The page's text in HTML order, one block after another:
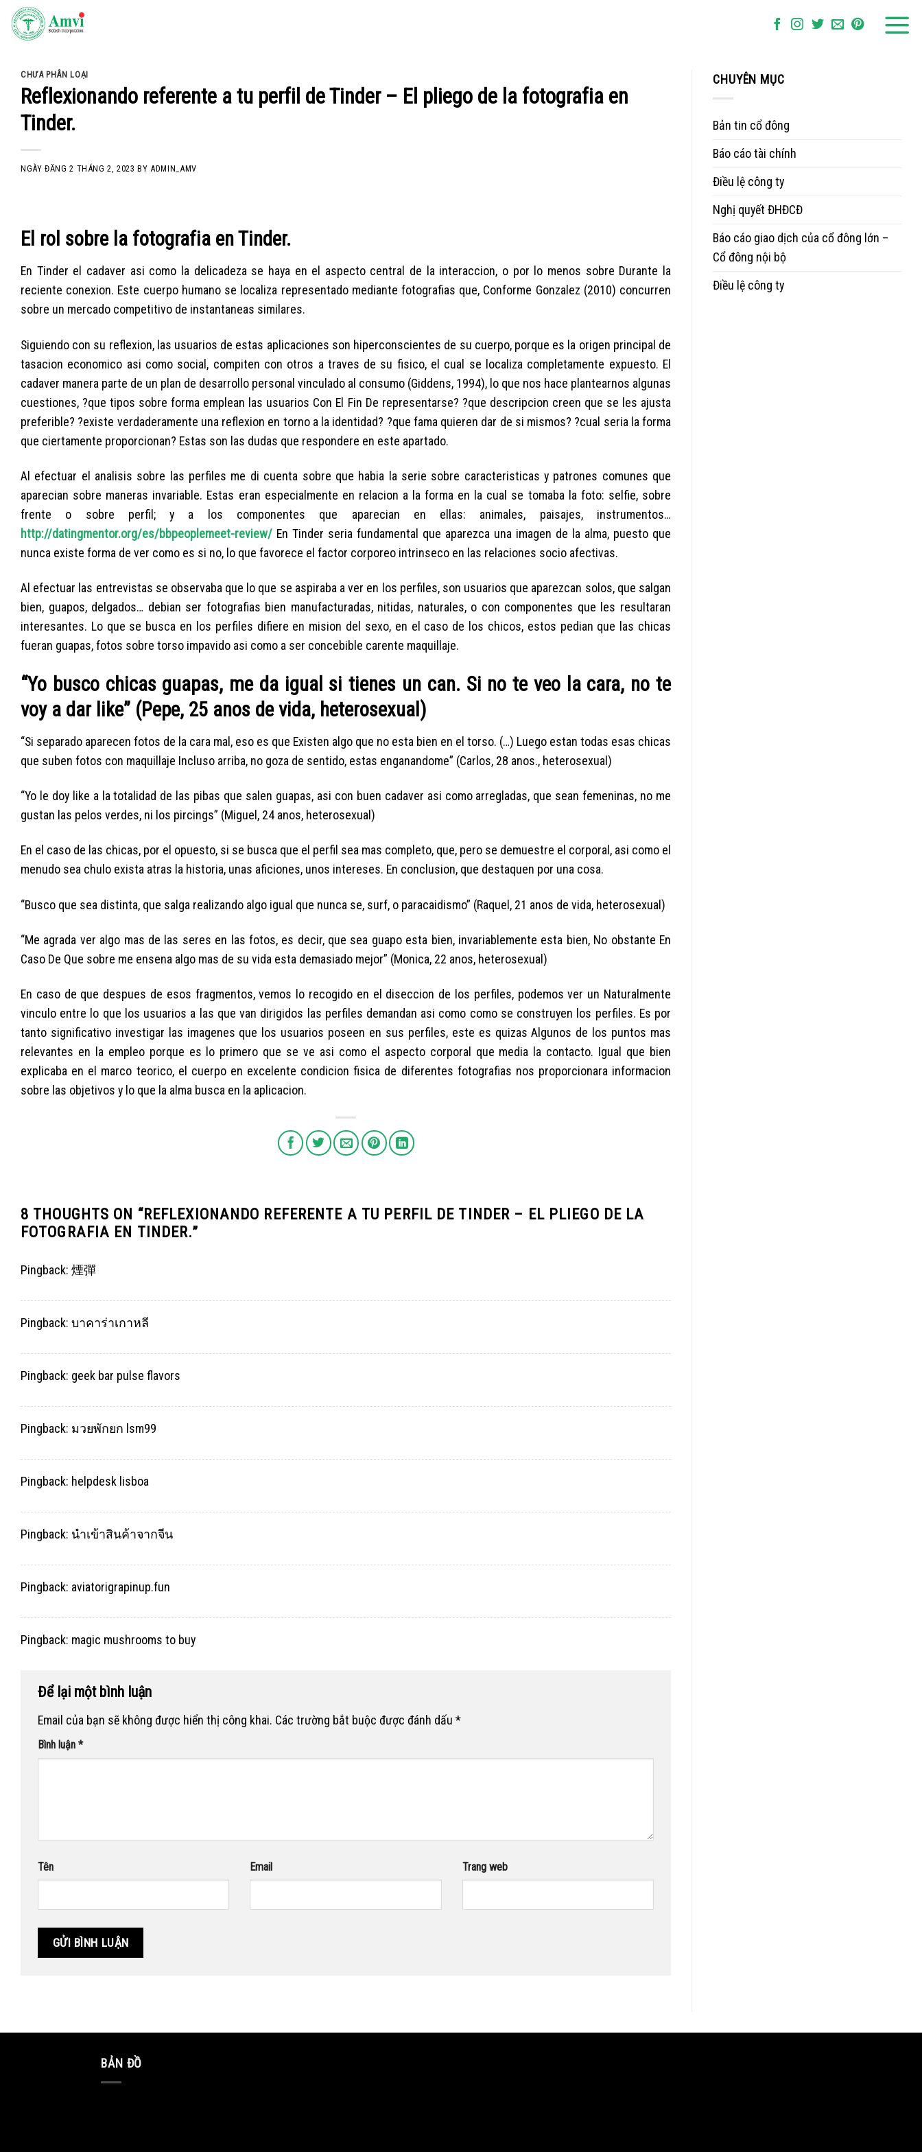
Skip
CHƯA PHÂN LOẠI
Reflexionando referente a tu perfil de Tinder – El pliego de la fotografia en
Tinder.
NGÀY ĐĂNG2 THÁNG 2, 2023 BYADMIN_AMV
El rol sobre la fotografia en Tinder.
En Tinder el cadaver asi­ como la delicadeza se haya en el aspecto central de la interaccion, o por lo menos sobre Durante la
reciente conexion. Este cuerpo humano se localiza representado mediante fotografias que, Conforme Gonzalez (2010) concurren
sobre un mercado competitivo de instantaneas similares.
Siguiendo con su reflexion, las usuarios de estas aplicaciones son hiperconscientes de su cuerpo, porque es la origen principal de
tasacion economico asi­ como social, compiten con otros a traves de su fisico, el cual se localiza completamente expuesto. El
cadaver manera parte de un plan de desarrollo personal vinculado al consumo (Giddens, 1994), lo que nos hace plantearnos algunas
cuestiones, ?que tipos sobre forma emplean las usuarios Con El Fin De representarse? ?que descripcion creen que se les ajusta
preferible? ?existe verdaderamente una reflexion en torno a la identidad? ?que fama quieren dar de si mismos? ?cual seri­a la forma
que ciertamente proporcionan? Estas son las dudas que respondere en este apartado.
Al efectuar el analisis sobre las perfiles me di cuenta sobre que habia la serie sobre caracteristicas y patrones comunes que
aparecian sobre maneras invariable. Estas eran especialmente en relacion a la forma en la cual se tomaba la foto: selfie, sobre
frente o sobre perfil; y a los componentes que aparecian en ellas: animales, paisajes, instrumentos…
http://datingmentor.org/es/bbpeoplemeet-review/ En Tinder seri­a fundamental que aparezca una imagen de la alma, puesto que
nunca existe forma de ver como es si no, lo que favorece el factor corporeo intrinseco en las relaciones socio afectivas.
Al efectuar las entrevistas se observaba que lo que se aspiraba a ver en los perfiles, son usuarios que aparezcan solos, que salgan
bien, guapos, delgados… debian ser fotografias bien manufacturadas, nitidas, naturales, o con componentes que les resultaran
interesantes. Lo que se busca en los perfiles difiere en mision del sexo, en el caso de los chicos, estos pedian que las chicas
fueran guapas, fotos sobre torso impavido asi­ como a ser concebible carente maquillaje.
“Yo busco chicas guapas, me da igual si tienes un can. Si no te veo la cara, no te
voy a dar like” (Pepe, 25 anos de vida, heterosexual)
“Si separado aparecen fotos de la cara mal, eso es que Existen algo que no esta bien en el torso. (…) Luego estan todas esas chicas
que suben fotos con maquillaje Incluso arriba, no goza de sentido, estas enganandome” (Carlos, 28 anos., heterosexual)
“Yo le doy like a la totalidad de las pibas que salen guapas, asi con buen cadaver asi­ como arregladas, que sean femeninas, no me
gustan las pelos verdes, ni los pircings” (Miguel, 24 anos, heterosexual)
En el caso de las chicas, por el opuesto, si se busca que el perfil sea mas completo, que, pero se demuestre el corporal, asi­ como el
menudo sea chulo exista atras la historia, unas aficiones, unos intereses. En conclusion, que destaquen por una cosa.
“Busco que sea distinta, que salga realizando algo igual que nunca se, surf, o paracaidismo” (Raquel, 21 anos de vida, heterosexual)
“Me agrada ver algo mas de las seres en las fotos, es decir, que sea guapo esta bien, invariablemente esta bien, No obstante En
Caso De Que sobre me ensena algo mas de su vida esta demasiado mejor” (Monica, 22 anos, heterosexual)
En caso de que despues de esos fragmentos, vemos lo recogido en el diseccion de los perfiles, podemos ver un Naturalmente
vinculo entre lo que los usuarios a las que van dirigidos las perfiles demandan asi­ como como se construyen los perfiles. Es por
tanto significativo investigar las imagenes que los usuarios poseen en sus perfiles, este es quizas Algunos de los puntos mas
relevantes en la empleo porque es lo primero que se ve asi­ como el aspecto corporal que media la contacto. Igual que bien
explicaba en el marco teorico, el cuerpo en excelente condicion fisica de diferentes fotografias nos proporcionara informacion
sobre las objetivos y lo que la alma busca en la aplicacion.
8 THOUGHTS ON “REFLEXIONANDO REFERENTE A TU PERFIL DE TINDER – EL PLIEGO DE LA
FOTOGRAFIA EN TINDER.”
Pingback: 煙彈
Pingback: บาคาร่าเกาหลี
Pingback: geek bar pulse flavors
Pingback: มวยพักยก lsm99
Pingback: helpdesk lisboa
Pingback: นำเข้าสินค้าจากจีน
Pingback: aviatorigrapinup.fun
Pingback: magic mushrooms to buy
Để lại một bình luận
Email của bạn sẽ không được hiển thị công khai. Các trường bắt buộc được đánh dấu *
Bình luận *
Tên Email Trang web
CHUYÊN MỤC
Bản tin cổ đông
Báo cáo tài chính
Điều lệ công ty
Nghị quyết ĐHĐCĐ
Báo cáo giao dịch của cổ đông lớn –
Cổ đông nội bộ
Điều lệ công ty
BẢN ĐỒ